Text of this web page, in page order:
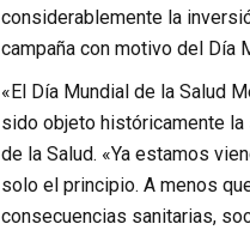
considerablemente la
campaña con motivo del Día
«El Día Mundial de la Salud
sido objeto históricamente la
de la Salud. «Ya estamos
solo el principio. A menos
consecuencias sanitarias,